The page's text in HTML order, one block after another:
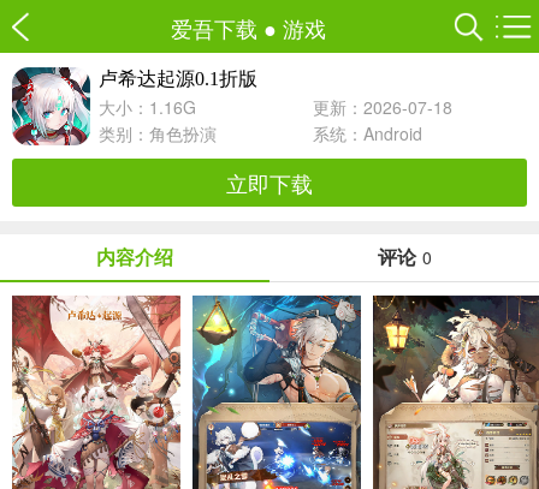
爱吾下载 ● 游戏
卢希达起源0.1折版
大小：1.16G
更新：2026-07-18
类别： 角色扮演 系统：Android
立即下载
内容介绍 评论 0